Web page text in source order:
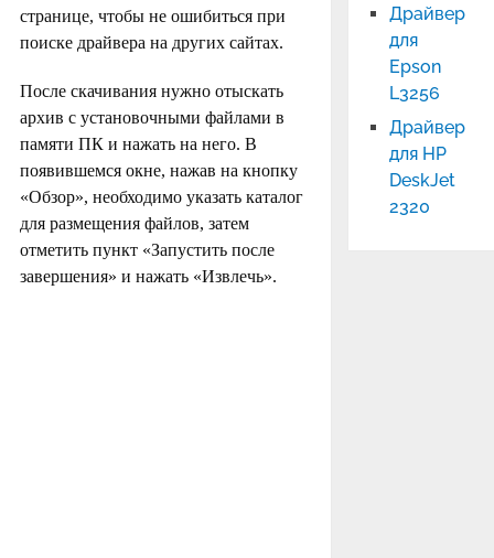
странице, чтобы не ошибиться при
поиске драйвера на других сайтах.
После скачивания нужно отыскать
архив с установочными файлами в
памяти ПК и нажать на него. В
появившемся окне, нажав на кнопку
«Обзор», необходимо указать каталог
для размещения файлов, затем
отметить пункт «Запустить после
завершения» и нажать «Извлечь».
Драйвер
для
Epson
L3256
Драйвер
для HP
DeskJet
2320